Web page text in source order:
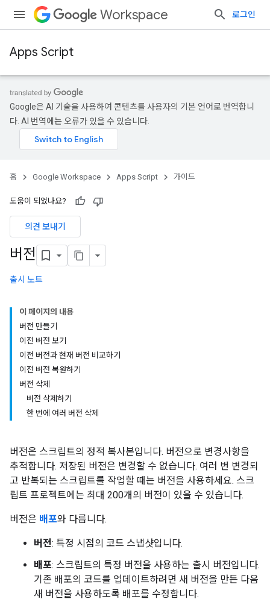
Workspace 로그인
Apps Script
Google은 AI 기술을 사용하여 콘텐츠를 사용자의 기본 언어로 번역합니
다. AI 번역에는 오류가 있을 수 있습니다.
홈 Google Workspace Apps Script 가이드
도움이 되었나요?
의견 보내기
버전
출시 노트
이 페이지의 내용
버전 만들기
이전 버전 보기
이전 버전과 현재 버전 비교하기
이전 버전 복원하기
버전 삭제
버전 삭제하기
한 번에 여러 버전 삭제
버전은 스크립트의 정적 복사본입니다. 버전으로 변경사항을
추적합니다. 저장된 버전은 변경할 수 없습니다. 여러 번 변경되
고 반복되는 스크립트를 작업할 때는 버전을 사용하세요. 스크
립트 프로젝트에는 최대 200개의 버전이 있을 수 있습니다.
버전은 배포와 다릅니다.
버전: 특정 시점의 코드 스냅샷입니다.
배포: 스크립트의 특정 버전을 사용하는 출시 버전입니다.
기존 배포의 코드를 업데이트하려면 새 버전을 만든 다음
새 버전을 사용하도록 배포를 수정합니다.